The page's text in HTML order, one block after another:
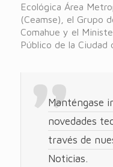
Ecológica Área
(Ceamse), el Grupo
Comahue y el
Público de la Ciudad
Manténgase
novedades
través de
Noticias.